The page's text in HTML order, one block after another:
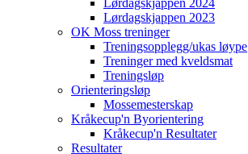
Lørdagskjappen 2024
Lørdagskjappen 2023
OK Moss treninger
Treningsopplegg/ukas løype
Treninger med kveldsmat
Treningsløp
Orienteringsløp
Mossemesterskap
Kråkecup'n Byorientering
Kråkecup'n Resultater
Resultater